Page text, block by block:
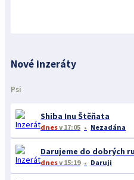
Nové inzeráty
Psi
Shiba Inu Štěňata
dnesv 17:05 Nezadána
dnesv 15:19 Daruji